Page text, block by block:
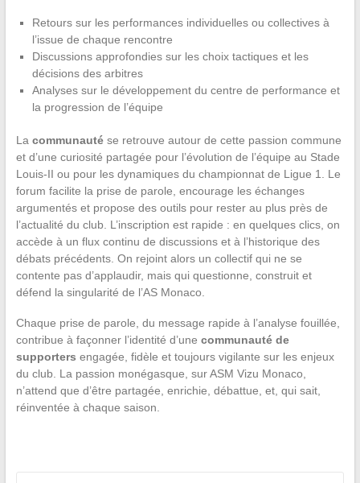
Retours sur les performances individuelles ou collectives à
l’issue de chaque rencontre
Discussions approfondies sur les choix tactiques et les
décisions des arbitres
Analyses sur le développement du centre de performance et
la progression de l’équipe
La communautése retrouve autour de cette passion commune
et d’une curiosité partagée pour l’évolution de l’équipe au Stade
Louis-II ou pour les dynamiques du championnat de Ligue 1. Le
forum facilite la prise de parole, encourage les échanges
argumentés et propose des outils pour rester au plus près de
l’actualité du club. L’inscription est rapide : en quelques clics, on
accède à un flux continu de discussions et à l’historique des
débats précédents. On rejoint alors un collectif qui ne se
contente pas d’applaudir, mais qui questionne, construit et
défend la singularité de l’AS Monaco.
Chaque prise de parole, du message rapide à l’analyse fouillée,
contribue à façonner l’identité d’une communauté de
supporters engagée, fidèle et toujours vigilante sur les enjeux
du club. La passion monégasque, sur ASM Vizu Monaco,
n’attend que d’être partagée, enrichie, débattue, et, qui sait,
réinventée à chaque saison.